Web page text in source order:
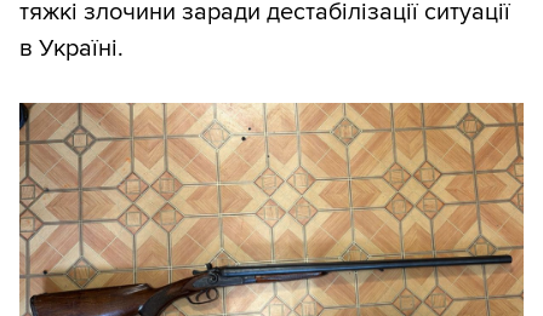
тяжкі злочини заради дестабілізації ситуації
в Україні.